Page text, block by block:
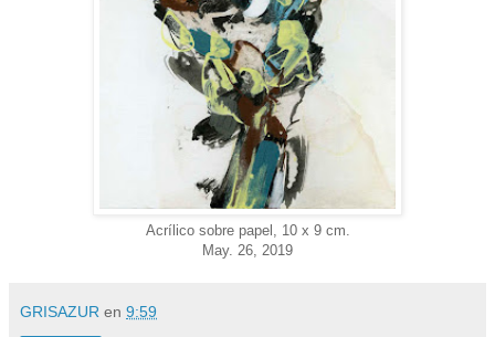
Acrílico sobre papel, 10 x 9 cm.
May. 26, 2019
GRISAZUR en 9:59